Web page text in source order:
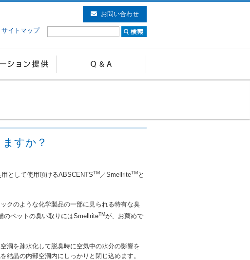
お問い合わせ
サイトマップ
すか？
として使用頂けるABSCENTSTM／SmellriteTMと
クのような化学製品の一部に見られる特有な臭
のペットの臭い取りにはSmellriteTMが、お薦めで
洞を疎水化して脱臭時に空気中の水分の影響を
結晶の内部空洞内にしっかりと閉じ込めます。